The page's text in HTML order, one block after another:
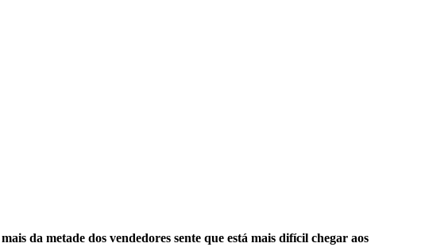
mais da metade dos vendedores sente que está mais difícil chegar aos